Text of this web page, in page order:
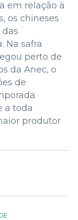
em relação à
os chineses
Na safra
perto de
da Anec, o
de
a toda
produtor